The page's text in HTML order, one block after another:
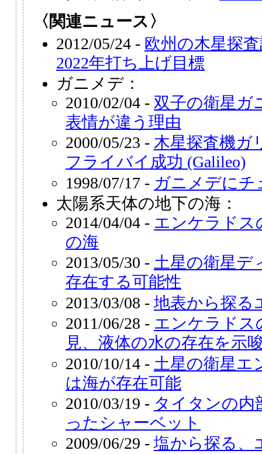
〈関連ニュース〉
2012/05/24 - 欧州の木星探
2022年打ち上げ目標
ガニメデ：
2010/02/04 - 双子の衛星ガ
表情が違う理由
2000/05/23 - 木星探査機ガ
フライバイ成功 (Galileo)
1998/07/17 - ガニメデにチ
太陽系天体の地下の海：
2014/04/04 - エンケラドス
の海
2013/05/30 - 土星の衛星デ
存在する可能性
2013/03/08 - 地表から探る
2011/06/28 - エンケラドス
見、液体の水の存在を示
2010/10/14 - 土星の衛星エ
は海が存在可能
2010/03/19 - タイタンの内
ったシャーベット
2009/06/29 - 塩から探る、